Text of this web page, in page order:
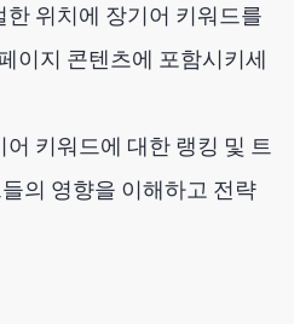
한 위치에 장기어 키워드를
이지 콘텐츠에 포함시키세
어 키워드에 대한 랭킹 및 트
의 영향을 이해하고 전략